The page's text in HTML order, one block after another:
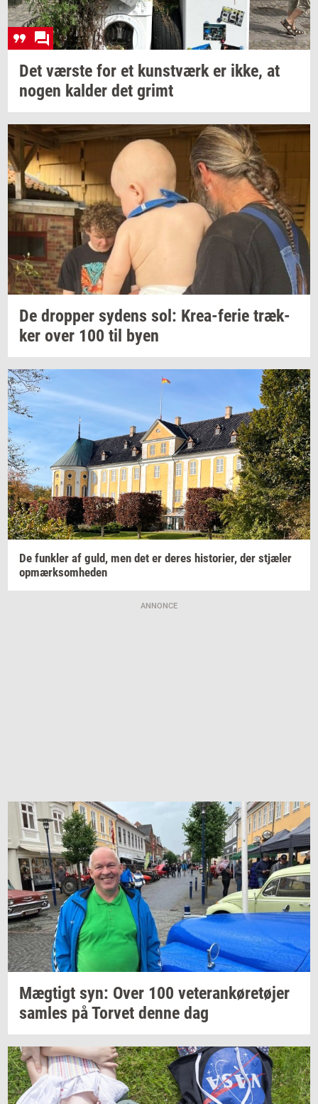
Det vær­ste for et kunst­værker ikke, at
nogen kal­der det grimt
De drop­per sy­dens sol: Krea-​ferie træk­
ker over 100 til byen
De funk­ler af guld, men det er deres hi­sto­ri­er, der stjæ­ler
op­mærk­som­he­den
ANNONCE
Mæg­tigt syn: Over 100 ve­te­ran­kø­re­tø­jer
sam­les påTor­vet denne dag